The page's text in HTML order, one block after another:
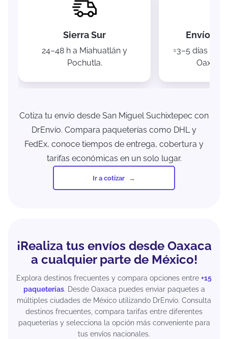
Sierra Sur
24–48 h a Miahuatlán y
Pochutla.
Envíos
≈3–5 días a
Oaxaca
Cotiza tu envío desde San Miguel Suchixtepec con
DrEnvío. Compara paqueterías como DHL y
FedEx, conoce tiempos de entrega, cobertura y
tarifas económicas en un solo lugar.
Ir a cotizar
¡Realiza tus envíos desde Oaxaca
a cualquier parte de México!
Explora destinos frecuentes y compara opciones entre +15
paqueterías. Desde Oaxaca puedes enviar paquetes a
múltiples ciudades de México utilizando DrEnvío. Consulta
destinos frecuentes, compara tarifas entre diferentes
paqueterías y selecciona la opción más conveniente para
tus envíos nacionales.